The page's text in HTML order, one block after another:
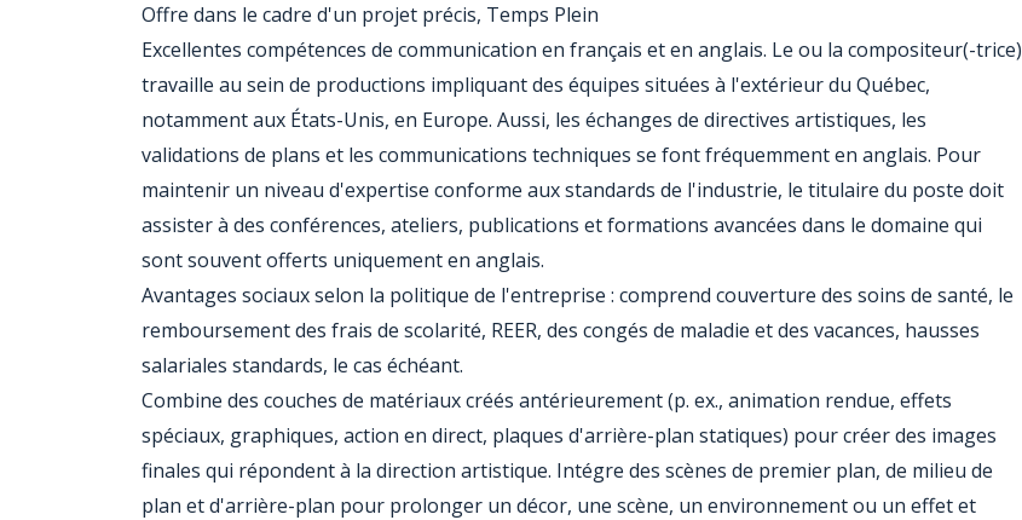
Offre dans le cadre d'un projet précis, Temps Plein
Excellentes compétences de communication en français et en anglais. Le ou la compositeur(-trice)
travaille au sein de productions impliquant des équipes situées à l'extérieur du Québec,
notamment aux États-Unis, en Europe. Aussi, les échanges de directives artistiques, les
validations de plans et les communications techniques se font fréquemment en anglais. Pour
maintenir un niveau d'expertise conforme aux standards de l'industrie, le titulaire du poste doit
assister à des conférences, ateliers, publications et formations avancées dans le domaine qui
sont souvent offerts uniquement en anglais.
Avantages sociaux selon la politique de l'entreprise : comprend couverture des soins de santé, le
‎remboursement des frais de scolarité, REER, des congés de maladie et des vacances, ‎hausses
salariales standards, le cas échéant. ‎
Combine des couches de matériaux créés antérieurement (p. ex., animation rendue, effets
spéciaux, graphiques, action en direct, plaques d'arrière-plan statiques) pour créer des images
finales qui répondent à la direction artistique. Intégre des scènes de premier plan, de milieu de
plan et d'arrière-plan pour prolonger un décor, une scène, un environnement ou un effet et